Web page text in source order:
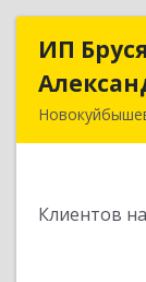
ИП
Клиентов